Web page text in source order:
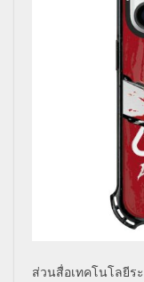
ส่วนสื่อเทคโนโลยีร